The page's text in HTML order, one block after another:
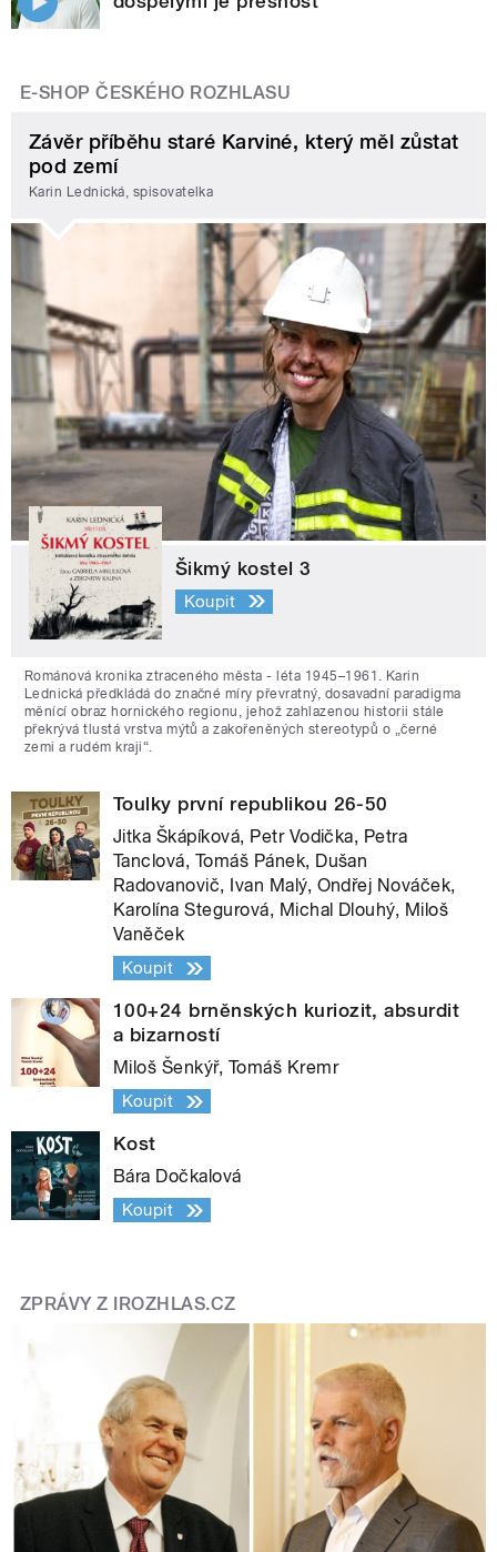
E-SHOP ČESKÉHO ROZHLASU
Závěr příběhu staré Karviné, který měl zůstat
pod zemí
Karin Lednická, spisovatelka
Šikmý kostel 3
Koupit
Románová kronika ztraceného města - léta 1945–1961. Karin
Lednická předkládá do značné míry převratný, dosavadní paradigma
měnící obraz hornického regionu, jehož zahlazenou historii stále
překrývá tlustá vrstva mýtů a zakořeněných stereotypů o „černé
zemi a rudém kraji“.
Toulky první republikou 26-50
Jitka Škápíková, Petr Vodička, Petra
Tanclová, Tomáš Pánek, Dušan
Radovanovič, Ivan Malý, Ondřej Nováček,
Karolína Stegurová, Michal Dlouhý, Miloš
Vaněček
Koupit
100+24 brněnských kuriozit, absurdit
a bizarností
Miloš Šenkýř, Tomáš Kremr
Koupit
Kost
Bára Dočkalová
Koupit
ZPRÁVY Z IROZHLAS.CZ